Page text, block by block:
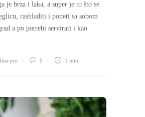
je brza i laka, a super je to što se
rashladiti i poneti sa sobom
a po potrebi servirati i kao
pre 0 1 min